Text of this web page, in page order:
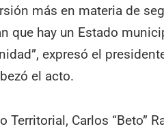
más en materia de
que hay un Estado
expresó el
el acto.
Territorial, Carlos “Beto”